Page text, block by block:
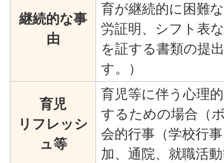
継続的な事
由
育が継続的に困難
労証明、シフト表
を証する書類の提
す。）
育児
リフレッシ
ュ等
育児等に伴う心理
するための場合（
会的行事（学校行
加、通院、就職活